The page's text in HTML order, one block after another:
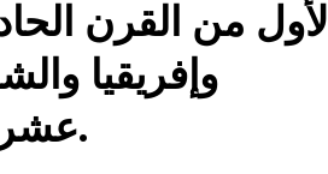
الأول من القرن
وإفريقيا
عشرات الملايين من الدجاج والبط.